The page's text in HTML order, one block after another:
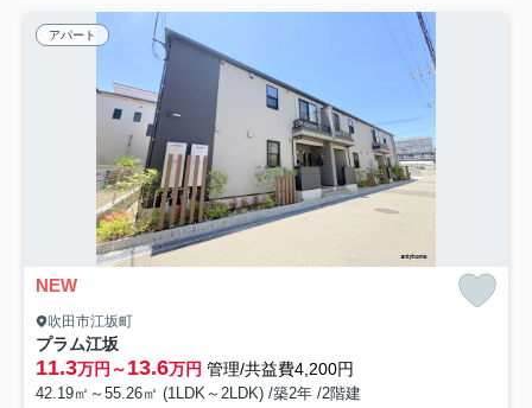
アパート
NEW
吹田市江坂町
プラム江坂
11.3万円～13.6万円 管理/共益費4,200円
42.19㎡～55.26㎡ (1LDK～2LDK) /築2年 /2階建